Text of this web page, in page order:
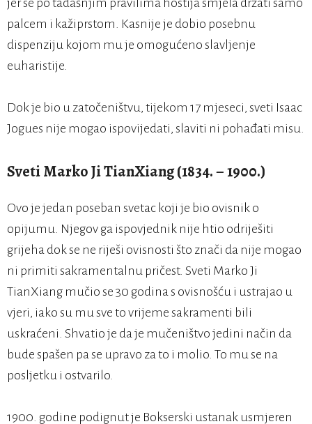
jer se po tadašnjim pravilima hostija smjela držati samo
palcem i kažiprstom. Kasnije je dobio posebnu
dispenziju kojom mu je omogućeno slavljenje
euharistije.
Dok je bio u zatočeništvu, tijekom 17 mjeseci, sveti Isaac
Jogues nije mogao ispovijedati, slaviti ni pohađati misu.
Sveti Marko Ji TianXiang (1834. – 1900.)
Ovo je jedan poseban svetac koji je bio ovisnik o
opijumu. Njegov ga ispovjednik nije htio odriješiti
grijeha dok se ne riješi ovisnosti što znači da nije mogao
ni primiti sakramentalnu pričest. Sveti Marko Ji
TianXiang mučio se 30 godina s ovisnošću i ustrajao u
vjeri, iako su mu sve to vrijeme sakramenti bili
uskraćeni. Shvatio je da je mučeništvo jedini način da
bude spašen pa se upravo za to i molio. To mu se na
posljetku i ostvarilo.
1900. godine podignut je Bokserski ustanak usmjeren